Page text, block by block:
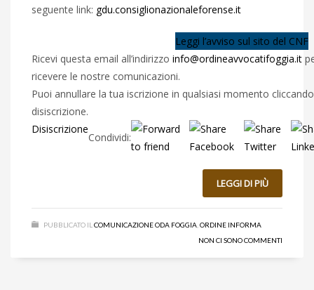
seguente link: gdu.consiglionazionaleforense.it
Leggi l’avviso sul sito del CNF
Ricevi questa email all’indirizzo info@ordineavvocatifoggia.it
ricevere le nostre comunicazioni.
Puoi annullare la tua iscrizione in qualsiasi momento
disiscrizione.
Disiscrizione
Condividi:
LEGGI DI PIÙ
PUBBLICATO IL COMUNICAZIONE ODA FOGGIA ORDINE INFORMA
NON CI SONO COMMENTI